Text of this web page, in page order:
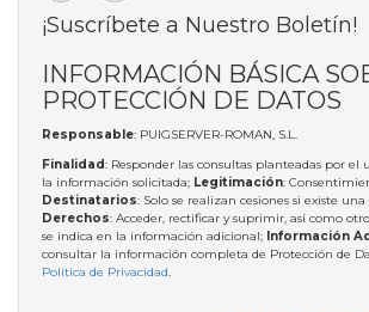
¡Suscríbete a Nuestro Boletín!
INFORMACIÓN BÁSICA
PROTECCIÓN DE DATOS
Responsable: PUIGSERVER-ROMAN, S.L.
Finalidad: Responder las consultas planteadas por el
la información solicitada; Legitimación:
Destinatarios: Solo se realizan cesiones si existe
Derechos: Acceder, rectificar y suprimir, así como
se indica en la información adicional; Información
consultar la información completa de Protección de
Política de Privacidad.